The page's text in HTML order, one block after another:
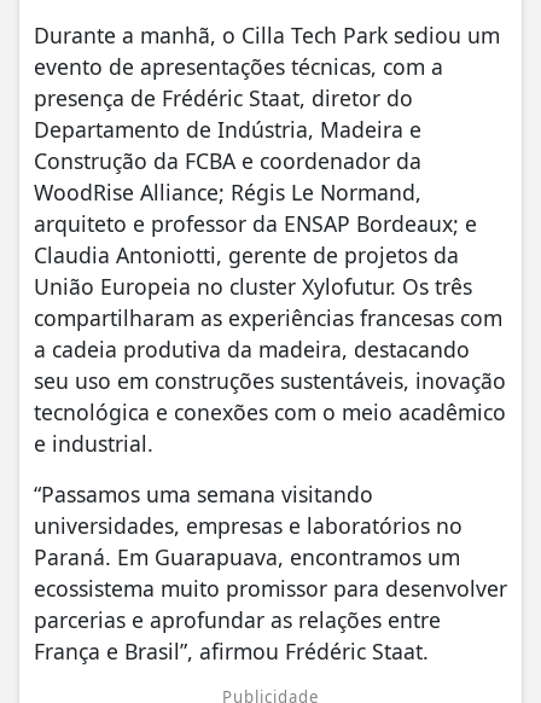
Durante a manhã, o Cilla Tech Park sediou um
evento de apresentações técnicas, com a
presença de Frédéric Staat, diretor do
Departamento de Indústria, Madeira e
Construção da FCBA e coordenador da
WoodRise Alliance; Régis Le Normand,
arquiteto e professor da ENSAP Bordeaux; e
Claudia Antoniotti, gerente de projetos da
União Europeia no cluster Xylofutur. Os três
compartilharam as experiências francesas com
a cadeia produtiva da madeira, destacando
seu uso em construções sustentáveis, inovação
tecnológica e conexões com o meio acadêmico
e industrial.
“Passamos uma semana visitando
universidades, empresas e laboratórios no
Paraná. Em Guarapuava, encontramos um
ecossistema muito promissor para desenvolver
parcerias e aprofundar as relações entre
França e Brasil”, afirmou Frédéric Staat.
Publicidade